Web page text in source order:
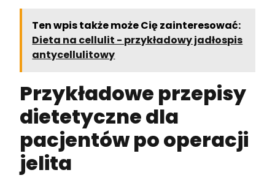
Ten wpis także może Cię zainteresować:
Dieta na cellulit - przykładowy jadłospis
antycellulitowy
Przykładowe przepisy
dietetyczne dla
pacjentów po operacji
jelita